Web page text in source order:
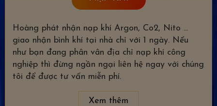
Hoàng phát nhận nạp khí Argon, Co2, Nito ...
giao nhận bình khí tại nhà chỉ với 1 ngày. Nếu
như bạn đang phân vân địa chỉ nạp khí công
nghiệp thì đừng ngần ngại liên hệ ngay với chúng
tôi để được tư vấn miễn phí.
Xem thêm